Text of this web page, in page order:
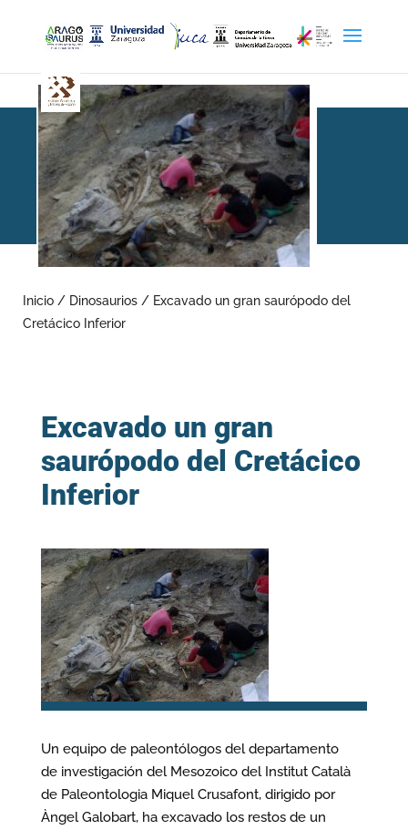
saurópodo del Cretácico
Inicio / Dinosaurios / Excavado un gran saurópodo del
Cretácico Inferior
Excavado un gran
saurópodo del Cretácico
Inferior
Un equipo de paleontólogos del departamento
de investigación del Mesozoico del Institut Català
de Paleontologia Miquel Crusafont, dirigido por
Àngel Galobart, ha excavado los restos de un